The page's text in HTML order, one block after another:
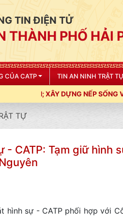
TIN ĐIỆN TỬ
THÀNH PHỐ HẢI
CỦA CATP TIN AN NINH TRẬT
NẾP SỐNG VĂN HÓA VÌ NHÂN DÂN
TỰ
- CATP: Tạm giữ
hình sự - CATP phối hợp với